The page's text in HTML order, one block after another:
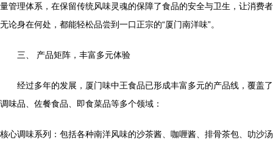
量管理体系，在保留传统风味灵魂的保障了食品的安全与卫生，让消费者
无论身在何处，都能轻松品尝到一口正宗的“厦门南洋味”。
三、 产品矩阵，丰富多元体验
经过多年的发展，厦门味中王食品已形成丰富多元的产品线，覆盖了
调味品、佐餐食品、即食菜品等多个领域：
核心调味系列：包括各种南洋风味的沙茶酱、咖喱酱、排骨茶包、叻沙汤